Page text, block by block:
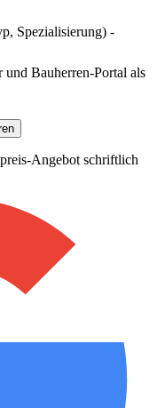
Spezialisierung) -
Bauherren-Portal als
Angebot schriftlich